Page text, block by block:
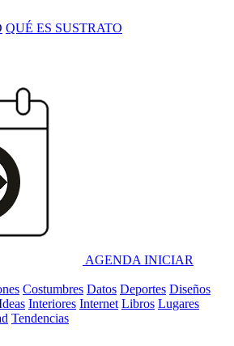
QUÉ ES SUSTRATO
AGENDA INICIAR
Costumbres Datos Deportes Diseños
Interiores Internet Libros Lugares
Tendencias